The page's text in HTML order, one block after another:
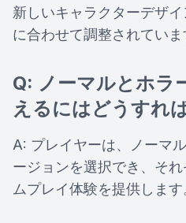
新しいキャラクターデザ
に合わせて調整されていま
Q: ノーマルとホラ
えるにはどうすれ
A: プレイヤーは、ノーマ
ージョンを選択でき、そ
ムプレイ体験を提供します